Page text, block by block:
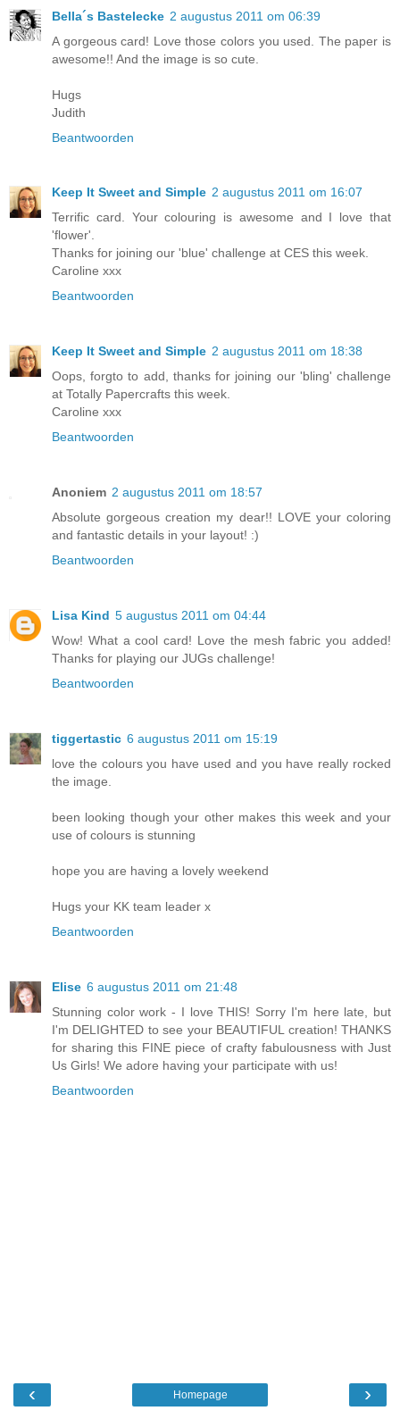
Bella´s Bastelecke 2 augustus 2011 om 06:39
A gorgeous card! Love those colors you used. The paper is
awesome!! And the image is so cute.
Hugs
Judith
Beantwoorden
Keep It Sweet and Simple 2 augustus 2011 om 16:07
Terrific card. Your colouring is awesome and I love that
'flower'.
Thanks for joining our 'blue' challenge at CES this week.
Caroline xxx
Beantwoorden
Keep It Sweet and Simple 2 augustus 2011 om 18:38
Oops, forgto to add, thanks for joining our 'bling' challenge
at Totally Papercrafts this week.
Caroline xxx
Beantwoorden
Anoniem 2 augustus 2011 om 18:57
Absolute gorgeous creation my dear!! LOVE your coloring
and fantastic details in your layout! :)
Beantwoorden
Lisa Kind 5 augustus 2011 om 04:44
Wow! What a cool card! Love the mesh fabric you added!
Thanks for playing our JUGs challenge!
Beantwoorden
tiggertastic 6 augustus 2011 om 15:19
love the colours you have used and you have really rocked
the image.
been looking though your other makes this week and your
use of colours is stunning
hope you are having a lovely weekend
Hugs your KK team leader x
Beantwoorden
Elise 6 augustus 2011 om 21:48
Stunning color work - I love THIS! Sorry I'm here late, but
I'm DELIGHTED to see your BEAUTIFUL creation! THANKS
for sharing this FINE piece of crafty fabulousness with Just
Us Girls! We adore having your participate with us!
Beantwoorden
‹ ›
Homepage